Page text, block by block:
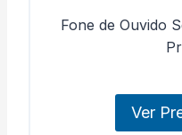
Fone de Ouvido
Ver